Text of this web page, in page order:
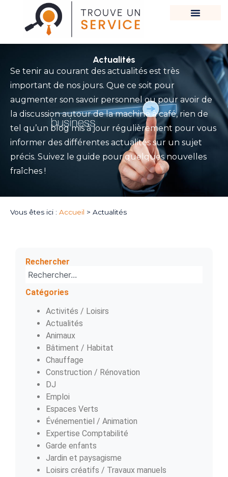
Actualités
Se tenir au courant des actualités est très
important de nos jours. Que ce soit pour
augmenter son savoir personnel ou pour avoir de
la discussion autour de la machine à café, rien de
tel qu’un blog mis à jour régulièrement pour vous
informer des différentes actualités sur un sujet
précis. Suivez le guide pour quelques nouvelles
fraîches !
Vous êtes ici : Accueil > Actualités
Rechercher
Catégories
Activités / Loisirs
Actualités
Animaux
Bâtiment / Habitat
Chauffage
Construction / Rénovation
DJ
Emploi
Espaces Verts
Événementiel / Animation
Expertise Comptabilité
Garde enfants
Jardin et paysagisme
Loisirs créatifs / Travaux manuels